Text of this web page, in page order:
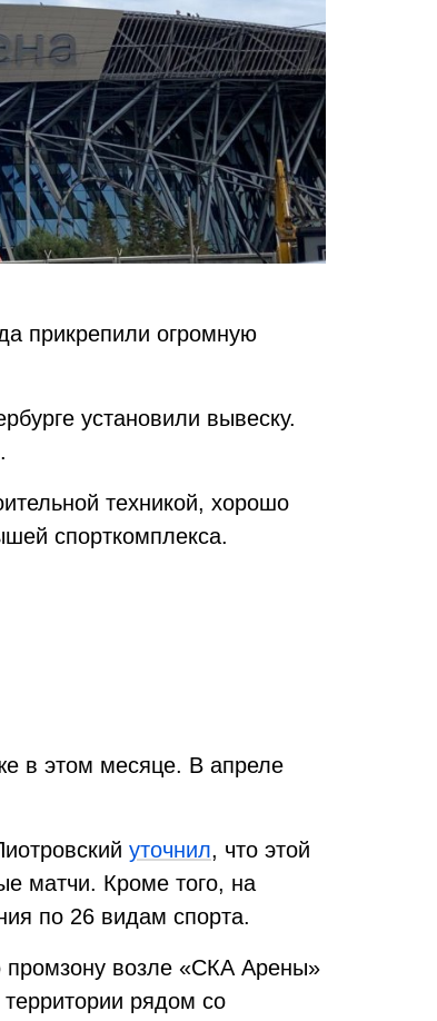
прикрепили огромную
установили вывеску.
техникой, хорошо
спорткомплекса.
в этом месяце. В апреле
уточнил, что этой
матчи. Кроме того, на
по 26 видам спорта.
промзону возле «СКА Арены»
рядом со